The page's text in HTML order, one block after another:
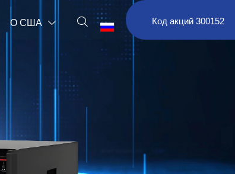
О США   
Код акций 300152